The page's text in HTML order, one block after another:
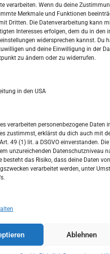
verarbeiten. Wenn du deine
Merkmale und Funktionen
Dritten. Die Datenverarbeitung kann
Interesses erfolgen, dem du in den
widersprechen kannst. Du
und deine Einwilligung in der
zu ändern oder zu widerrufen.
in den USA
verarbeiten personenbezogene Daten
zustimmst, erklärst du dich auch mit
49 (1) lit. a DSGVO einverstanden.
unzureichenden Datenschutzniveau
besteht das Risiko, dass deine Daten
verarbeitet werden, unter
Ablehnen
–
Kalendar
10 11
17 18
24 25